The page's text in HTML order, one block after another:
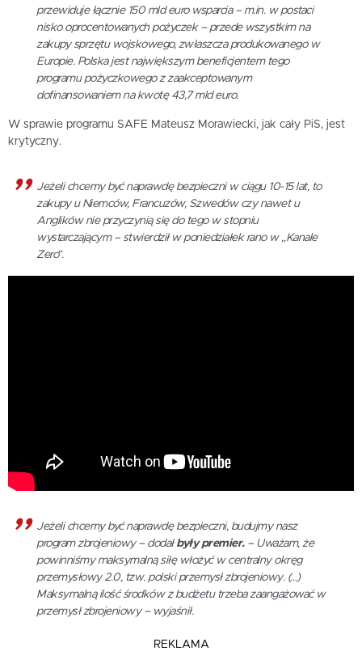
przewiduje łącznie 150 mld euro wsparcia – m.in. w postaci
nisko oprocentowanych pożyczek – przede wszystkim na
zakupy sprzętu wojskowego, zwłaszcza produkowanego w
Europie. Polska jest największym beneficjentem tego
programu pożyczkowego z zaakceptowanym
dofinansowaniem na kwotę 43,7 mld euro.
W sprawie programu SAFE Mateusz Morawiecki, jak cały PiS, jest
krytyczny.
Jeżeli chcemy być naprawdę bezpieczni w ciągu 10-15 lat, to
zakupy u Niemców, Francuzów, Szwedów czy nawet u
Anglików nie przyczynią się do tego w stopniu
wystarczającym – stwierdził w poniedziałek rano w „Kanale
Zero”.
Jeżeli chcemy być naprawdę bezpieczni, budujmy nasz
program zbrojeniowy – dodał były premier.– Uważam, że
powinniśmy maksymalną siłę włożyć w centralny okręg
przemysłowy 2.0, tzw. polski przemysł zbrojeniowy. (…)
Maksymalną ilość środków z budżetu trzeba zaangażować w
przemysł zbrojeniowy – wyjaśnił.
REKLAMA